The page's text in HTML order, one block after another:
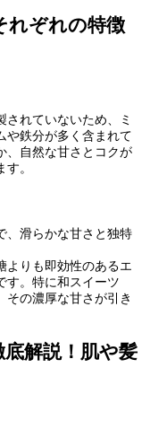
れぞれの特徴
れていないため、ミ
や鉄分が多く含まれて
、自然な甘さとコクが
。
、滑らかな甘さと独特
よりも即効性のあるエ
す。特に和スイーツ
その濃厚な甘さが引き
解説！肌や髪